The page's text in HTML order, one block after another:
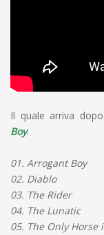
Il quale arriva
Boy.
01. Arrogant Boy
02. Diablo
03. The Rider
04. The Lunatic
05. The Only Horse